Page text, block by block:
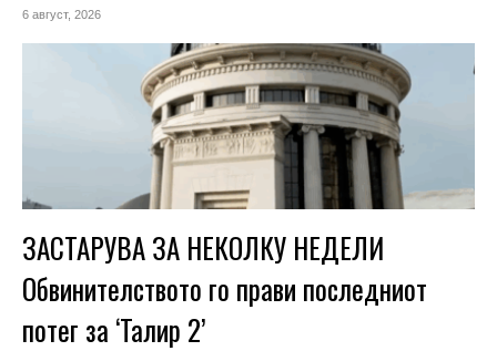
6 август, 2026
ЗАСТАРУВА ЗА НЕКОЛКУ НЕДЕЛИ
Обвинителството го прави последниот
потег за ‘Талир 2’